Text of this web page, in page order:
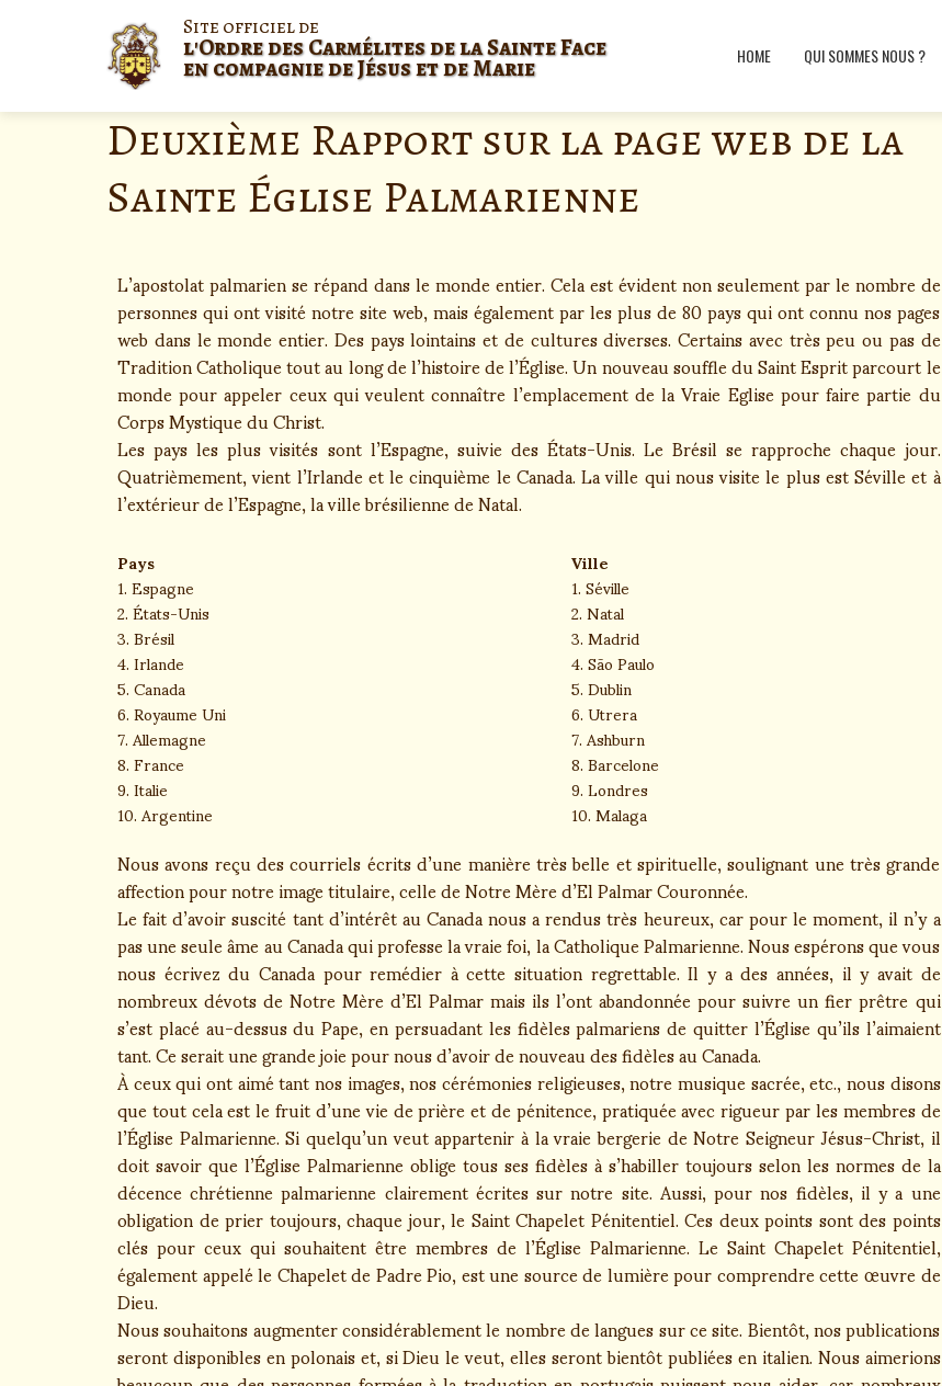
Site officiel de
l'Ordre des Carmélites de la Sainte Face
en compagnie de Jésus et de Marie HOME QUI SOMMES NOUS ?
Deuxième Rapport sur la page web de la
Sainte Église Palmarienne
L’apostolat palmarien se répand dans le monde entier. Cela est évident non seulement par le nombre de
personnes qui ont visité notre site web, mais également par les plus de 80 pays qui ont connu nos pages
web dans le monde entier. Des pays lointains et de cultures diverses. Certains avec très peu ou pas de
Tradition Catholique tout au long de l’histoire de l’Église. Un nouveau souffle du Saint Esprit parcourt le
monde pour appeler ceux qui veulent connaître l’emplacement de la Vraie Eglise pour faire partie du
Corps Mystique du Christ.
Les pays les plus visités sont l’Espagne, suivie des États-Unis. Le Brésil se rapproche chaque jour.
Quatrièmement, vient l’Irlande et le cinquième le Canada. La ville qui nous visite le plus est Séville et à
l’extérieur de l’Espagne, la ville brésilienne de Natal.
Pays Ville
1. Espagne 1. Séville
2. États-Unis 2. Natal
3. Brésil 3. Madrid
4. Irlande 4. São Paulo
5. Canada 5. Dublin
6. Royaume Uni 6. Utrera
7. Allemagne 7. Ashburn
8. France 8. Barcelone
9. Italie 9. Londres
10. Argentine 10. Malaga
Nous avons reçu des courriels écrits d’une manière très belle et spirituelle, soulignant une très grande
affection pour notre image titulaire, celle de Notre Mère d’El Palmar Couronnée.
Le fait d’avoir suscité tant d’intérêt au Canada nous a rendus très heureux, car pour le moment, il n’y a
pas une seule âme au Canada qui professe la vraie foi, la Catholique Palmarienne. Nous espérons que vous
nous écrivez du Canada pour remédier à cette situation regrettable. Il y a des années, il y avait de
nombreux dévots de Notre Mère d’El Palmar mais ils l’ont abandonnée pour suivre un fier prêtre qui
s’est placé au-dessus du Pape, en persuadant les fidèles palmariens de quitter l’Église qu’ils l’aimaient
tant. Ce serait une grande joie pour nous d’avoir de nouveau des fidèles au Canada.
À ceux qui ont aimé tant nos images, nos cérémonies religieuses, notre musique sacrée, etc., nous disons
que tout cela est le fruit d’une vie de prière et de pénitence, pratiquée avec rigueur par les membres de
l’Église Palmarienne. Si quelqu’un veut appartenir à la vraie bergerie de Notre Seigneur Jésus-Christ, il
doit savoir que l’Église Palmarienne oblige tous ses fidèles à s’habiller toujours selon les normes de la
décence chrétienne palmarienne clairement écrites sur notre site. Aussi, pour nos fidèles, il y a une
obligation de prier toujours, chaque jour, le Saint Chapelet Pénitentiel. Ces deux points sont des points
clés pour ceux qui souhaitent être membres de l’Église Palmarienne. Le Saint Chapelet Pénitentiel,
également appelé le Chapelet de Padre Pio, est une source de lumière pour comprendre cette œuvre de
Dieu.
Nous souhaitons augmenter considérablement le nombre de langues sur ce site. Bientôt, nos publications
seront disponibles en polonais et, si Dieu le veut, elles seront bientôt publiées en italien. Nous aimerions